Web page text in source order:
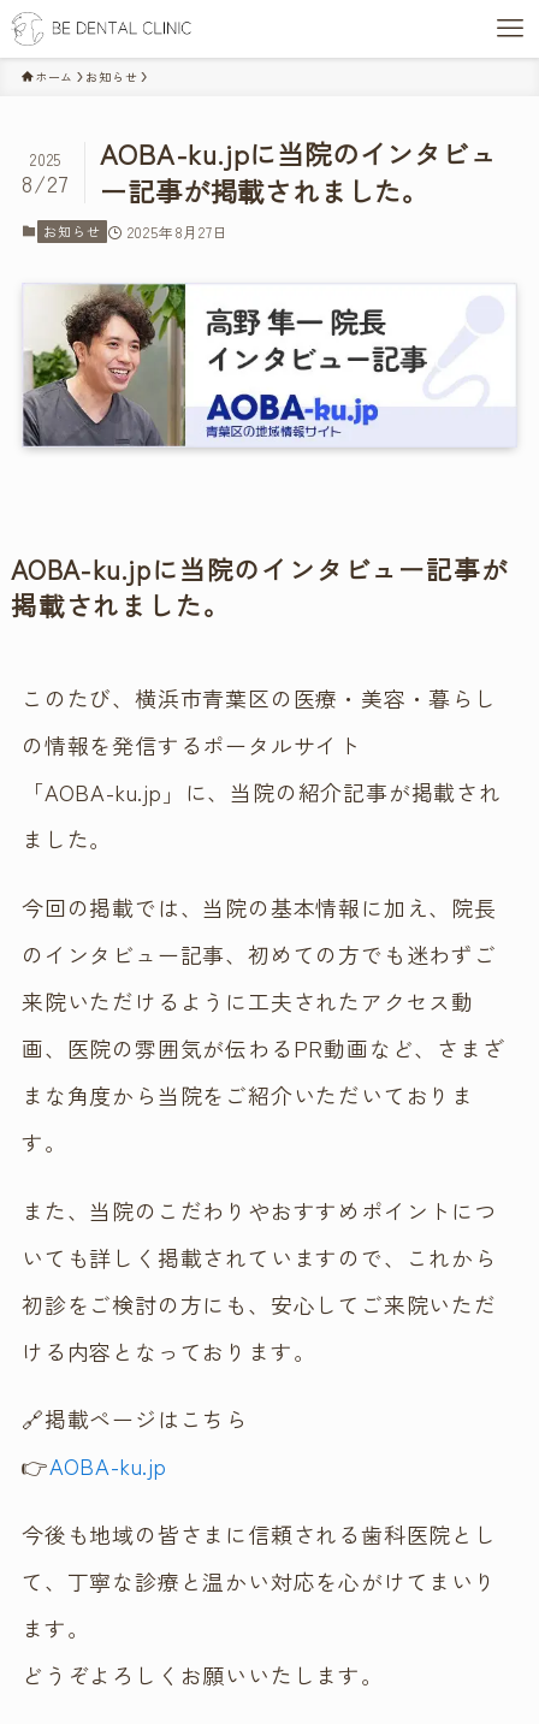
ホーム お知らせ
AOBA-ku.jpに当院のインタビュ
ー記事が掲載されました。
2025
8/27
お知らせ 2025年8月27日
AOBA-ku.jpに当院のインタビュー記事が
掲載されました。
このたび、横浜市青葉区の医療・美容・暮らし
の情報を発信するポータルサイト
「AOBA-ku.jp」に、当院の紹介記事が掲載され
ました。
今回の掲載では、当院の基本情報に加え、院長
のインタビュー記事、初めての方でも迷わずご
来院いただけるように工夫されたアクセス動
画、医院の雰囲気が伝わるPR動画など、さまざ
まな角度から当院をご紹介いただいておりま
す。
また、当院のこだわりやおすすめポイントにつ
いても詳しく掲載されていますので、これから
初診をご検討の方にも、安心してご来院いただ
ける内容となっております。
🔗掲載ページはこちら
👉AOBA-ku.jp
今後も地域の皆さまに信頼される歯科医院とし
て、丁寧な診療と温かい対応を心がけてまいり
ます。
どうぞよろしくお願いいたします。